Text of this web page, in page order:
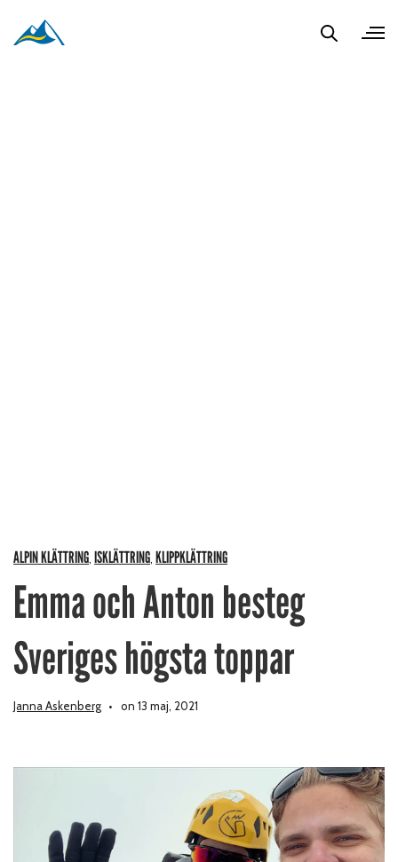
ALPIN KLÄTTRING ISKLÄTTRING KLIPPKLÄTTRING
Emma och Anton besteg
Sveriges högsta toppar
Janna Askenberg on 13 maj, 2021